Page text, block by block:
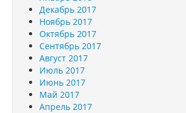
Декабрь 2017
Ноябрь 2017
Октябрь 2017
Сентябрь 2017
Август 2017
Июль 2017
Июнь 2017
Май 2017
Апрель 2017